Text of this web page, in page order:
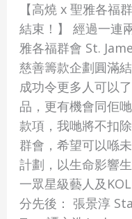
【高燒 x 聖雅各福
結束！】 經過一連
雅各福群會 St.
慈善籌款企劃圓滿
成功令更多人可以
品，更有機會同佢
款項，我哋將不扣
群會，希望可以喺
計劃，以生命影響
一眾星級藝人及
分先後： 張景淳
籌
款
企
劃
30/11/2022